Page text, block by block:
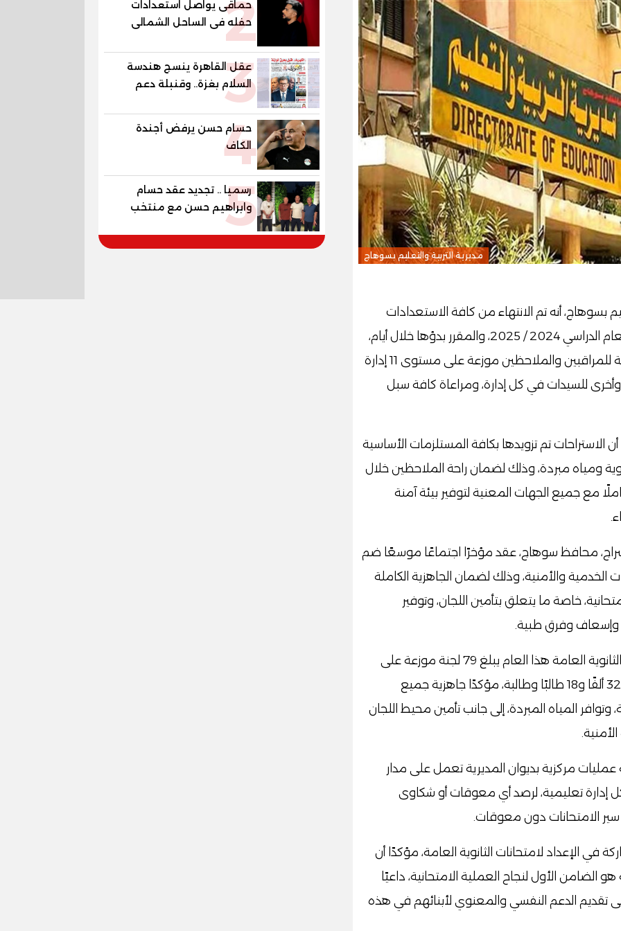
مديرية التربية والتعليم بسوهاج
بسوهاج، أنه تم الانتهاء من كافة الاستعدادات
النهائية لانطلاق امتحانات الثانوية العامة للعام الدراسي 2024 / 2025، والمقرر بدؤها خلال أيام،
مشيرًا إلى أن المديرية أنهت تجهيز 22 استراحة للمراقبين والملاحظين موزعة على مستوى 11 إدارة
وأخرى للسيدات في كل إدارة، ومراعاة كافة سبل
تم تزويدها بكافة المستلزمات الأساسية
ومياه مبردة، وذلك لضمان راحة الملاحظين خلال
مع جميع الجهات المعنية لتوفير بيئة آمنة
سراج، محافظ سوهاج، عقد مؤخرًا اجتماعًا موسعًا ضم
الخدمية والأمنية، وذلك لضمان الجاهزية الكاملة
خاصة ما يتعلق بتأمين اللجان، وتوفير
وإسعاف وفرق طبية.
وقال "محمد السيد" أن عدد لجان امتحانات الثانوية العامة هذا العام يبلغ 79 لجنة موزعة على
مستوى المحافظة، ويؤدي الامتحانات بها 32 ألفًا و18 طالبًا وطالبة، مؤكدًا جاهزية جميع
المياه المبردة، إلى جانب تأمين محيط اللجان
مركزية بديوان المديرية تعمل على مدار
إدارة تعليمية، لرصد أي معوقات أو شكاوى
الامتحانات دون معوقات.
في الإعداد لامتحانات الثانوية العامة، مؤكدًا أن
الضامن الأول لنجاح العملية الامتحانية، داعيًا
إلى تقديم الدعم النفسي والمعنوي لأبنائهم في هذه
العالمية في مصر ضمن
مشروع «أوجامي» خلال أيام
2
حماقى يواصل استعدادات
حفله فى الساحل الشمالى
الجمعة
3
عقل القاهرة ينسج هندسة
السلام بغزة.. وقنبلة دعم
الكهرباء تفجر الموازنة
4
حسام حسن يرفض أجندة
الكاف
5
رسميا .. تجديد عقد حسام
وابراهيم حسن مع منتخب
مصر حتي مونديال 2030